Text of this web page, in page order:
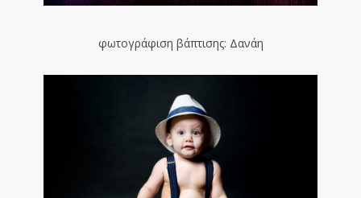
φωτογράφιση βάπτισης: Δανάη